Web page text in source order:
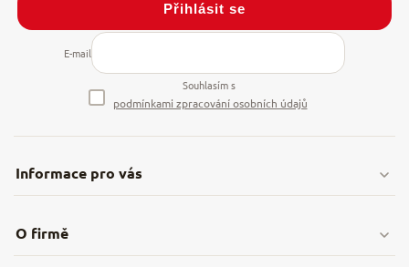
Informace pro vás
Obchodní podmínky
E-mail
Souhlasím s
podmínkami zpracování osobních údajů
Přihlásit se
O firmě